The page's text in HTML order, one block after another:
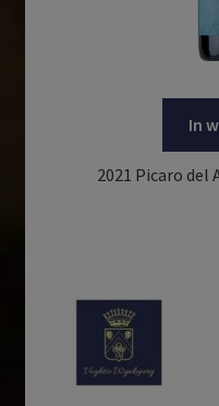
In
2021 Picaro del